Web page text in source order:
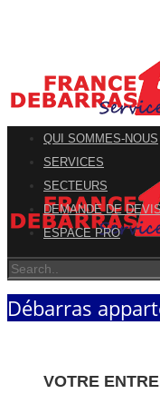
QUI SOMMES-NOUS
SERVICES
SECTEURS
DEMANDE DE
ESPACE PRO
Débarras
VOTRE